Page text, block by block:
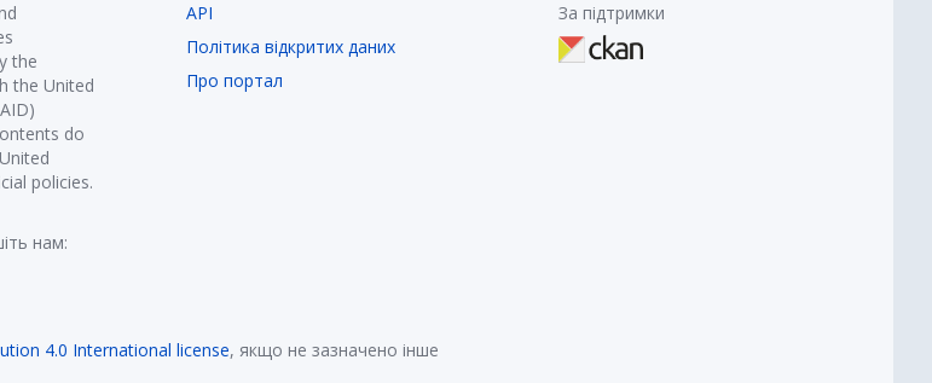
the
the United
do
policies.
нам:
API
Політика відкритих даних
Про портал
За підтримки
4.0 International license, якщо не зазначено інше